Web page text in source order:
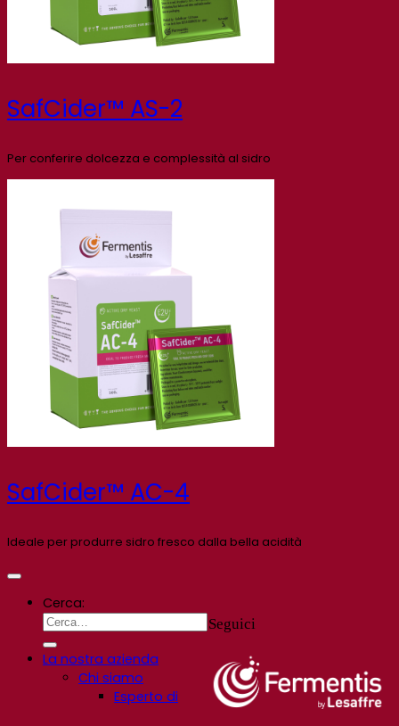
SafCider™ AS-2
Per conferire dolcezza e complessità al sidro
SafCider™ AC-4
Ideale per produrre sidro fresco dalla bella acidità
Seguici
Cerca:
La nostra azienda
Chi siamo
Esperto di